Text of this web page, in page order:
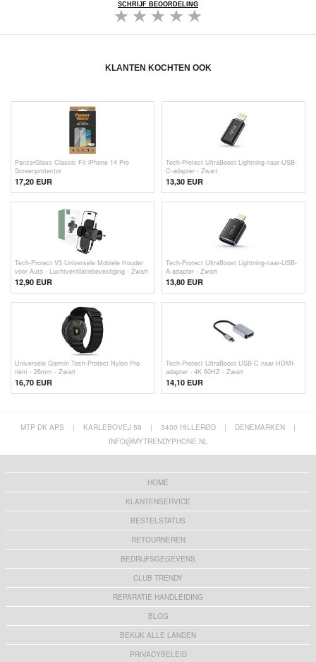
SCHRIJF BEOORDELING
KLANTEN KOCHTEN OOK
PanzerGlass Classic Fit iPhone 14 Pro
Screenprotector
17,20 EUR
Tech-Protect UltraBoost Lightning-naar-USB-
C-adapter - Zwart
13,30 EUR
Tech-Protect V3 Universele Mobiele Houder
voor Auto - Luchtventilatiebevestiging - Zwart
12,90 EUR
Tech-Protect UltraBoost Lightning-naar-USB-
A-adapter - Zwart
13,80 EUR
Universele Garmin Tech-Protect Nylon Pro
riem - 26mm - Zwart
16,70 EUR
Tech-Protect UltraBoost USB-C naar HDMI-
adapter - 4K 60HZ - Zwart
14,10 EUR
MTP DK APS | KARLEBOVEJ 59 | 3400 HILLERØD | DENEMARKEN
|
INFO@MYTRENDYPHONE.NL
HOME
KLANTENSERVICE
BESTELSTATUS
RETOURNEREN
BEDRIJFSGEGEVENS
CLUB TRENDY
REPARATIE HANDLEIDING
BLOG
BEKIJK ALLE LANDEN
PRIVACYBELEID